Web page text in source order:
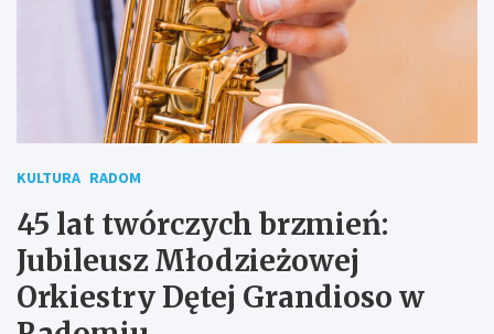
KULTURA RADOM
45 lat twórczych brzmień:
Jubileusz Młodzieżowej
Orkiestry Dętej Grandioso w